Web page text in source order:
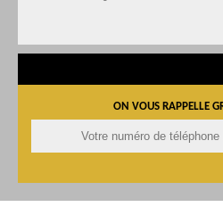
ON VOUS RAPPELLE